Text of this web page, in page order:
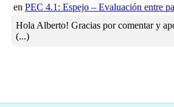
en PEC 4.1: Espejo – Evaluación entre
Hola Alberto! Gracias por comentar y
(...)